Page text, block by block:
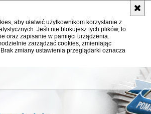
aby ułatwić użytkownikom korzystanie z
Jeśli nie blokujesz tych plików, to
oraz zapisanie w pamięci urządzenia.
zarządzać cookies, zmieniając
zmiany ustawienia przeglądarki oznacza